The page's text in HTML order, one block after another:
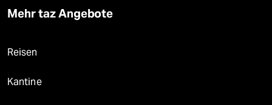
Mehr taz Angebote
Reisen
Kantine